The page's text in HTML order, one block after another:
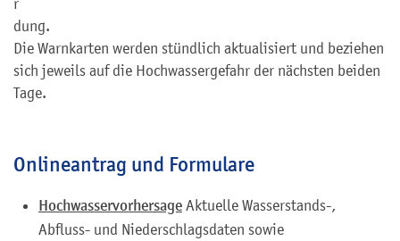
r
dung.
Die Warnkarten werden stündlich aktualisiert und beziehen
sich jeweils auf die Hochwassergefahr der nächsten beiden
Tage.
Onlineantrag und Formulare
Hochwasservorhersage Aktuelle Wasserstands-,
Abfluss- und Niederschlagsdaten sowie